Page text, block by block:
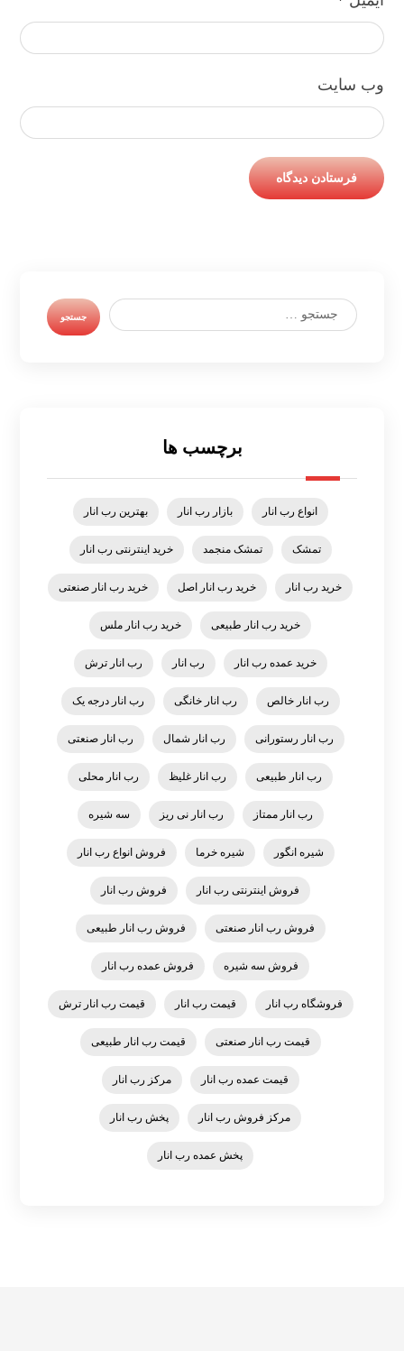
وب‌ سایت
برچسب ها
انواع رب انار بازار رب انار بهترین رب انار
تمشک تمشک منجمد خرید اینترنتی رب انار
خرید رب انار خرید رب انار اصل خرید رب انار صنعتی
خرید رب انار طبیعی خرید رب انار ملس
خرید عمده رب انار رب انار رب انار ترش
رب انار خالص رب انار خانگی رب انار درجه یک
رب انار رستورانی رب انار شمال رب انار صنعتی
رب انار طبیعی رب انار غلیظ رب انار محلی
رب انار ممتاز رب انار نی ریز سه شیره
شیره انگور شیره خرما فروش انواع رب انار
فروش اینترنتی رب انار فروش رب انار
فروش رب انار صنعتی فروش رب انار طبیعی
فروش سه شیره فروش عمده رب انار
فروشگاه رب انار قیمت رب انار قیمت رب انار ترش
قیمت رب انار صنعتی قیمت رب انار طبیعی
قیمت عمده رب انار مرکز رب انار
مرکز فروش رب انار پخش رب انار
پخش عمده رب انار